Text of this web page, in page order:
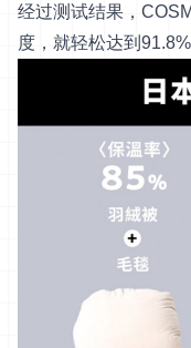
经过测试结果，
度，就轻松达到91.8%